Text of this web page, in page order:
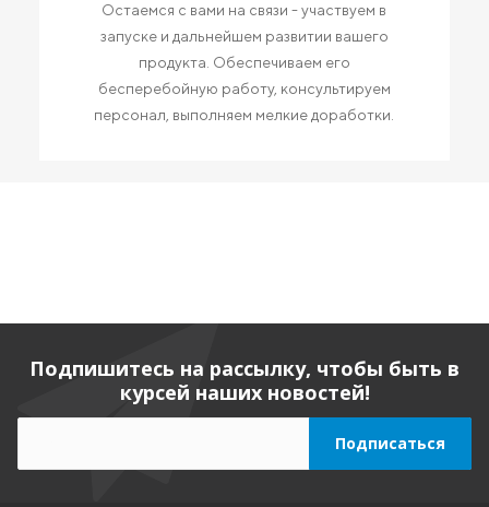
Остаемся с вами на связи - участвуем в
запуске и дальнейшем развитии вашего
продукта. Обеспечиваем его
бесперебойную работу, консультируем
персонал, выполняем мелкие доработки.
Подпишитесь на рассылку, чтобы быть в
курсей наших новостей!